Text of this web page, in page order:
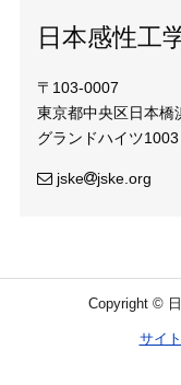
日本感性工
〒103-0007
東京都中央区日本橋
グランドハイツ1003
jske jske.org
Copyright ©
サイ